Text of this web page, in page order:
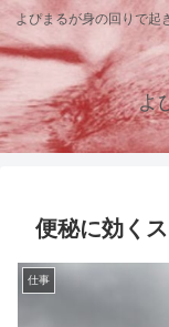
よぴまるが身の回りで起
よ
便秘に効く
仕事